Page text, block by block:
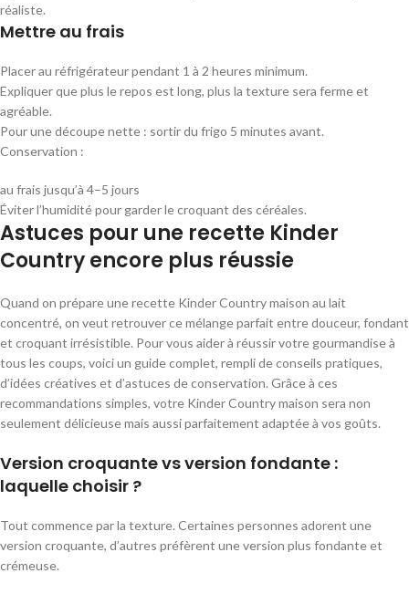
réaliste.
Mettre au frais
Placer au réfrigérateur pendant 1 à 2 heures minimum.
Expliquer que plus le repos est long, plus la texture sera ferme et
agréable.
Pour une découpe nette : sortir du frigo 5 minutes avant.
Conservation :
au frais jusqu’à 4–5 jours
Éviter l’humidité pour garder le croquant des céréales.
Astuces pour une recette Kinder
Country encore plus réussie
Quand on prépare une recette Kinder Country maison au lait
concentré, on veut retrouver ce mélange parfait entre douceur, fondant
et croquant irrésistible. Pour vous aider à réussir votre gourmandise à
tous les coups, voici un guide complet, rempli de conseils pratiques,
d’idées créatives et d’astuces de conservation. Grâce à ces
recommandations simples, votre Kinder Country maison sera non
seulement délicieuse mais aussi parfaitement adaptée à vos goûts.
Version croquante vs version fondante :
laquelle choisir ?
Tout commence par la texture. Certaines personnes adorent une
version croquante, d’autres préfèrent une version plus fondante et
crémeuse.